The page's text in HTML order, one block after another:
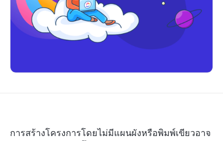
การสร้างโครงการโดยไม่มีแผนผังหรือพิมพ์เขียวอาจ